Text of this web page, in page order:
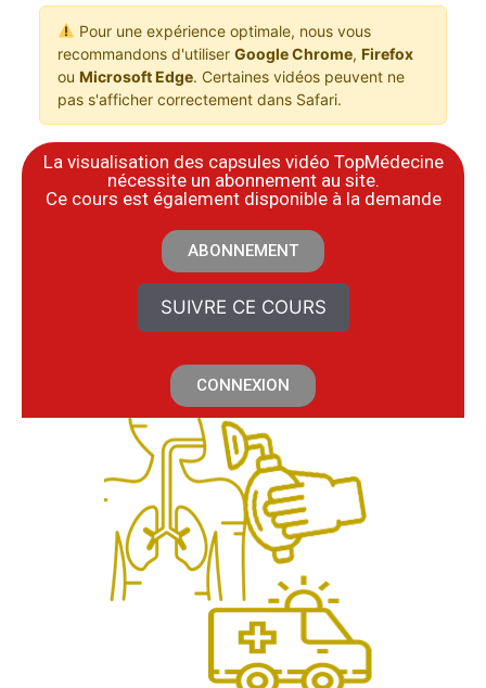
Pour une expérience optimale, nous vous
recommandons d'utiliser Google Chrome, Firefox
ou Microsoft Edge. Certaines vidéos peuvent ne
pas s'afficher correctement dans Safari.
La visualisation des capsules vidéo TopMédecine
nécessite un abonnement au site.
​Ce cours est également disponible à la demande
ABONNEMENT
SUIVRE CE COURS
CONNEXION